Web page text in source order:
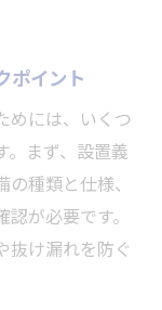
ポイント
めには、いくつ
。まず、設置義
種類と仕様、
が必要です。
抜け漏れを防ぐ